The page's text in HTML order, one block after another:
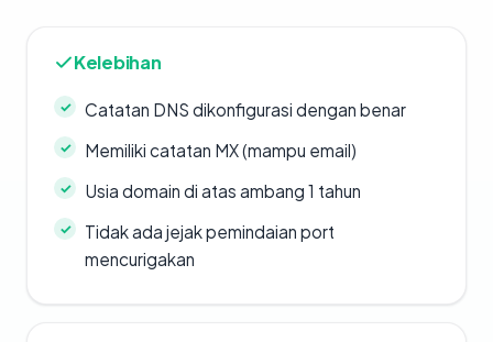
Kelebihan
Catatan DNS dikonfigurasi dengan benar
Memiliki catatan MX (mampu email)
Usia domain di atas ambang 1 tahun
Tidak ada jejak pemindaian port
mencurigakan